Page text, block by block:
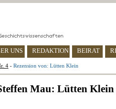
UNS REDAKTION BEIRAT
4 - Rezension von: Lütten Klein
Mau: Lütten Klein